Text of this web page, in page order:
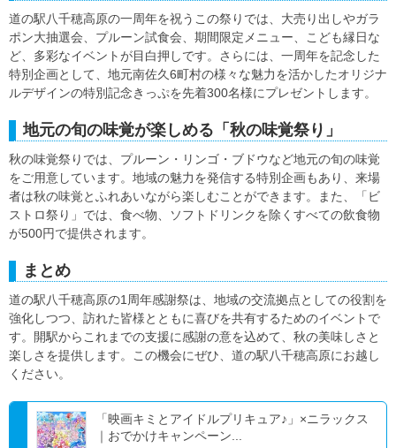
道の駅八千穂高原の一周年を祝うこの祭りでは、大売り出しやガラ
ポン大抽選会、プルーン試食会、期間限定メニュー、こども縁日な
ど、多彩なイベントが目白押しです。さらには、一周年を記念した
特別企画として、地元南佐久6町村の様々な魅力を活かしたオリジナ
ルデザインの特別記念きっぷを先着300名様にプレゼントします。
地元の旬の味覚が楽しめる「秋の味覚祭り」
秋の味覚祭りでは、プルーン・リンゴ・ブドウなど地元の旬の味覚
をご用意しています。地域の魅力を発信する特別企画もあり、来場
者は秋の味覚とふれあいながら楽しむことができます。また、「ビ
ストロ祭り」では、食べ物、ソフトドリンクを除くすべての飲食物
が500円で提供されます。
まとめ
道の駅八千穂高原の1周年感謝祭は、地域の交流拠点としての役割を
強化しつつ、訪れた皆様とともに喜びを共有するためのイベントで
す。開駅からこれまでの支援に感謝の意を込めて、秋の美味しさと
楽しさを提供します。この機会にぜひ、道の駅八千穂高原にお越し
ください。
「映画キミとアイドルプリキュア♪」×ニラックス
｜おでかけキャンペーン...